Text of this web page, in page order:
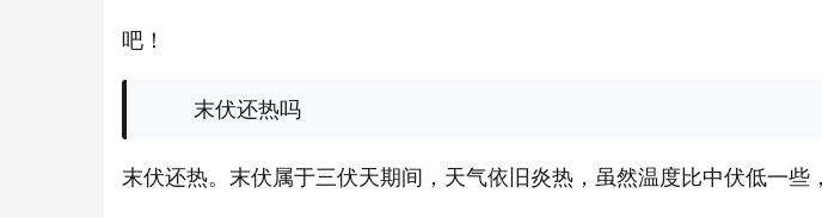
吧！
末伏还热吗
末伏还热。末伏属于三伏天期间，天气依旧炎热，虽然温度比中伏低一些